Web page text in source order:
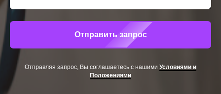
Отправить запрос
Отправляя запрос, Вы соглашаетесь с нашими Условиями и
Положениями